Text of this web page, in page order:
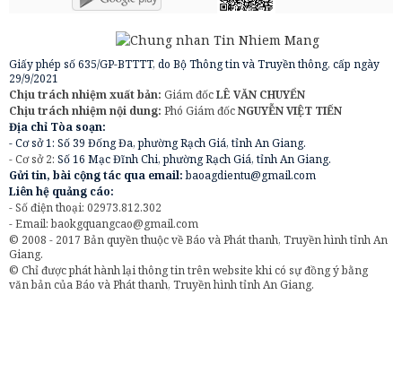
Giấy phép số 635/GP-BTTTT, do Bộ Thông tin và Truyền thông, cấp ngày
29/9/2021
Chịu trách nhiệm xuất bản: Giám đốcLÊ VĂN CHUYỂN
Chịu trách nhiệm nội dung: Phó Giám đốcNGUYỄN VIỆT TIẾN
Địa chỉ Tòa soạn:
- Cơ sở 1: Số 39 Đống Đa, phường Rạch Giá, tỉnh An Giang.
- Cơ sở 2: Số 16 Mạc Đĩnh Chi, phường Rạch Giá, tỉnh An Giang.
Gửi tin, bài cộng tác qua email:baoagdientu@gmail.com
Liên hệ quảng cáo:
- Số điện thoại: 02973.812.302
- Email:baokgquangcao@gmail.com
© 2008 - 2017 Bản quyền thuộc về Báo và Phát thanh, Truyền hình tỉnh An
Giang.
© Chỉ được phát hành lại thông tin trên website khi có sự đồng ý bằng
văn bản của Báo và Phát thanh, Truyền hình tỉnh An Giang.